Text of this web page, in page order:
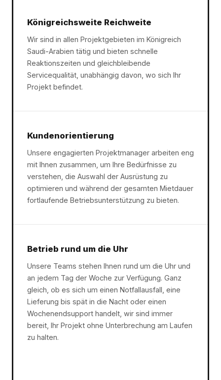
Königreichsweite Reichweite
Wir sind in allen Projektgebieten im Königreich
Saudi-Arabien tätig und bieten schnelle
Reaktionszeiten und gleichbleibende
Servicequalität, unabhängig davon, wo sich Ihr
Projekt befindet.
Kundenorientierung
Unsere engagierten Projektmanager arbeiten eng
mit Ihnen zusammen, um Ihre Bedürfnisse zu
verstehen, die Auswahl der Ausrüstung zu
optimieren und während der gesamten Mietdauer
fortlaufende Betriebsunterstützung zu bieten.
Betrieb rund um die Uhr
Unsere Teams stehen Ihnen rund um die Uhr und
an jedem Tag der Woche zur Verfügung. Ganz
gleich, ob es sich um einen Notfallausfall, eine
Lieferung bis spät in die Nacht oder einen
Wochenendsupport handelt, wir sind immer
bereit, Ihr Projekt ohne Unterbrechung am Laufen
zu halten.